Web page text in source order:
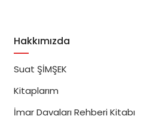
Hakkımızda
Suat ŞİMŞEK
Kitaplarım
İmar Davaları Rehberi Kitabı